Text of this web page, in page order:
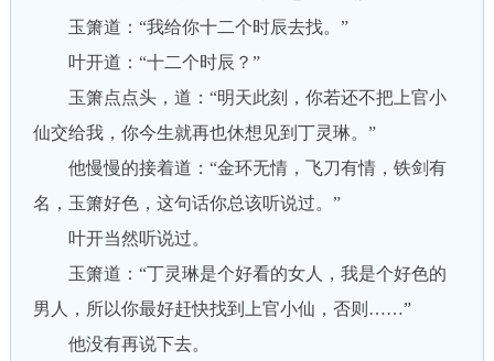
玉箫道：“我给你十二个时辰去找。”
叶开道：“十二个时辰？”
玉箫点点头，道：“明天此刻，你若还不把上官小
仙交给我，你今生就再也休想见到丁灵琳。”
他慢慢的接着道：“金环无情，飞刀有情，铁剑有
名，玉箫好色，这句话你总该听说过。”
叶开当然听说过。
玉箫道：“丁灵琳是个好看的女人，我是个好色的
男人，所以你最好赶快找到上官小仙，否则……”
他没有再说下去。